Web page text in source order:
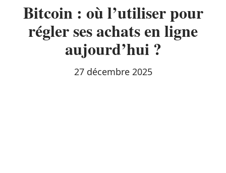
Bitcoin : où l’utiliser pour
régler ses achats en ligne
aujourd’hui ?
27 décembre 2025